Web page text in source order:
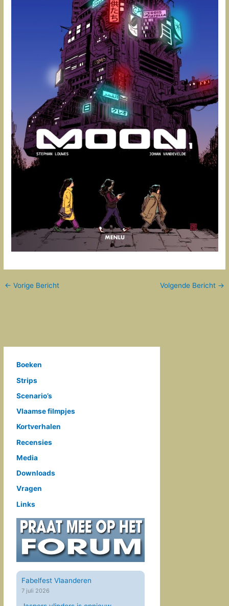
Boeken
Strips
Scenario’s
Vlaamse filmpjes
Kortverhalen
Recensies
Media
Downloads
Vragen
Links
Fabelfest Vlaanderen
7 juli 2026
← Vorige Bericht Volgende Bericht →